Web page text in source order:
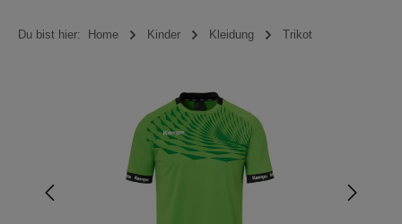
Du bist hier: Home Kinder Kleidung Trikot
Bildergalerie überspringen